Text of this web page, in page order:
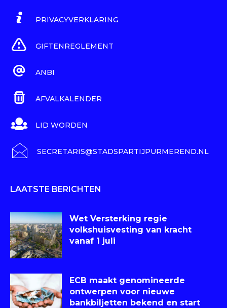
PRIVACYVERKLARING
GIFTENREGLEMENT
ANBI
AFVALKALENDER
LID WORDEN
SECRETARIS@STADSPARTIJPURMEREND.NL
LAATSTE BERICHTEN
Wet Versterking regie
volkshuisvesting van kracht
vanaf 1 juli
ECB maakt genomineerde
ontwerpen voor nieuwe
bankbiljetten bekend en start